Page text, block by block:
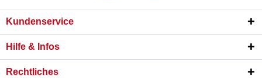
Kundenservice
Hilfe & Infos
Rechtliches